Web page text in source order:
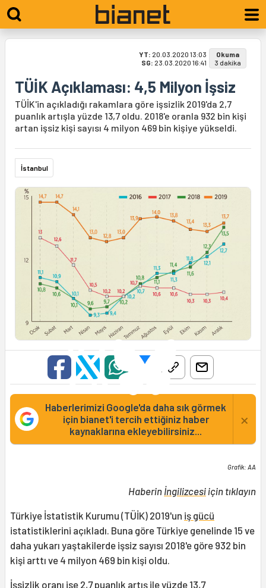
YT: 20.03.2020 13:03
SG: 23.03.2020 16:41
Okuma
3 dakika
TÜİK Açıklaması: 4,5 Milyon İşsiz
TÜİK'in açıkladığı rakamlara göre işsizlik 2019'da 2,7
puanlık artışla yüzde 13,7 oldu. 2018'e oranla 932 bin kişi
artan işsiz kişi sayısı 4 milyon 469 bin kişiye yükseldi.
İstanbul
Haberlerimizi Google'da daha sık görmek
için bianet'i tercih ettiğiniz haber
kaynaklarına ekleyebilirsiniz...
×
Grafik: AA
Haberin İngilizcesiiçin tıklayın
Türkiye İstatistik Kurumu (TÜİK) 2019'un iş gücü
istatistiklerini açıkladı. Buna göre Türkiye genelinde 15 ve
daha yukarı yaştakilerde işsiz sayısı 2018'e göre 932 bin
kişi arttı ve 4 milyon 469 bin kişi oldu.
İşsizlik oranı ise 2,7 puanlık artış ile yüzde 13,7